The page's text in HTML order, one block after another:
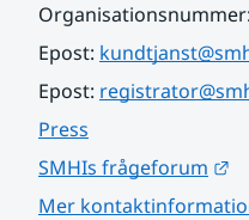
Epost:
Epost:
Press
SMHIs frågeforum
Mer